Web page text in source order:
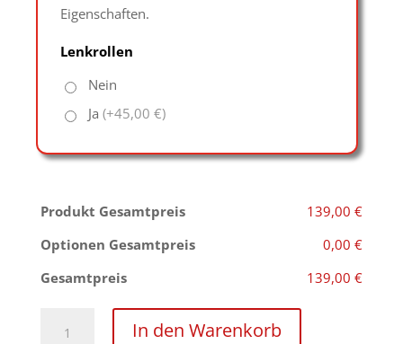
Eigenschaften.
Lenkrollen
Nein
Ja (+45,00 €)
Produkt Gesamtpreis
139,00 €
Optionen Gesamtpreis
0,00 €
Gesamtpreis
139,00 €
In den Warenkorb